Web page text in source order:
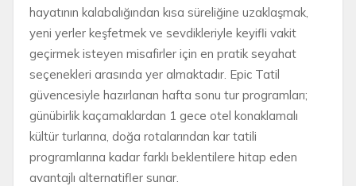
hayatının kalabalığından kısa süreliğine uzaklaşmak,
yeni yerler keşfetmek ve sevdikleriyle keyifli vakit
geçirmek isteyen misafirler için en pratik seyahat
seçenekleri arasında yer almaktadır. Epic Tatil
güvencesiyle hazırlanan hafta sonu tur programları;
günübirlik kaçamaklardan 1 gece otel konaklamalı
kültür turlarına, doğa rotalarından kar tatili
programlarına kadar farklı beklentilere hitap eden
avantajlı alternatifler sunar.